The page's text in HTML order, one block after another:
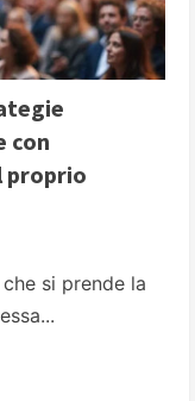
con
proprio
si prende la